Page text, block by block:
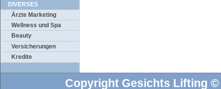
DIVERSES
Ärzte Marketing
Wellness und Spa
Beauty
Versicherungen
Kredite
Copyright Gesichts Lifting ©